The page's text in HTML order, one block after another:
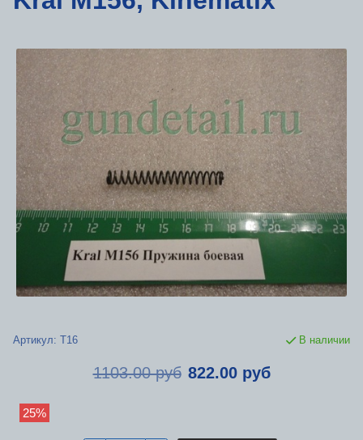
Артикул: Т16 В наличии
1103.00 руб 822.00 руб
25%